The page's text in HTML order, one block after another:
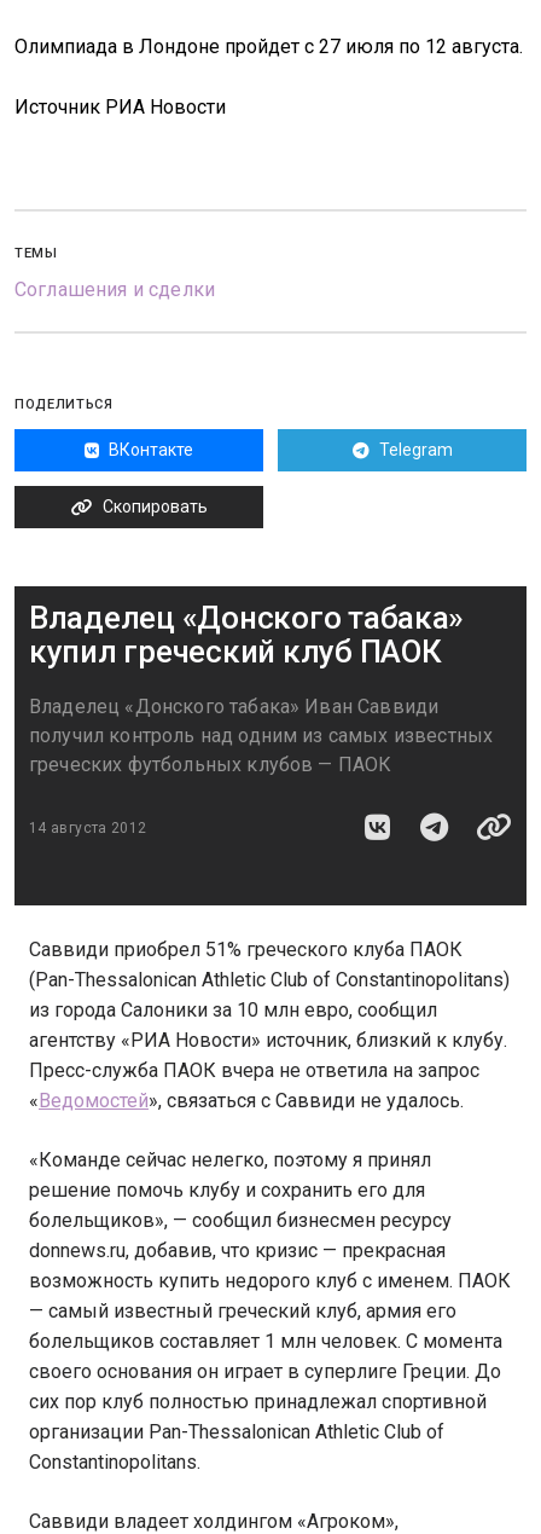
Олимпиада в Лондоне пройдет с 27 июля по 12 августа.
Источник РИА Новости
ТЕМЫ
Соглашения и сделки
ПОДЕЛИТЬСЯ
ВКонтакте Telegram
Скопировать
Владелец «Донского табака»
купил греческий клуб ПАОК
Владелец «Донского табака» Иван Саввиди
получил контроль над одним из самых известных
греческих футбольных клубов — ПАОК
14 августа 2012
Саввиди приобрел 51% греческого клуба ПАОК
(Pan-Thessalonican Athletic Club of Constantinopolitans)
из города Салоники за 10 млн евро, сообщил
агентству «РИА Новости» источник, близкий к клубу.
Пресс-служба ПАОК вчера не ответила на запрос
«Ведомостей», связаться с Саввиди не удалось.
«Команде сейчас нелегко, поэтому я принял
решение помочь клубу и сохранить его для
болельщиков», — сообщил бизнесмен ресурсу
donnews.ru, добавив, что кризис — прекрасная
возможность купить недорого клуб с именем. ПАОК
— самый известный греческий клуб, армия его
болельщиков составляет 1 млн человек. С момента
своего основания он играет в суперлиге Греции. До
сих пор клуб полностью принадлежал спортивной
организации Pan-Thessalonican Athletic Club of
Constantinopolitans.
Саввиди владеет холдингом «Агроком»,